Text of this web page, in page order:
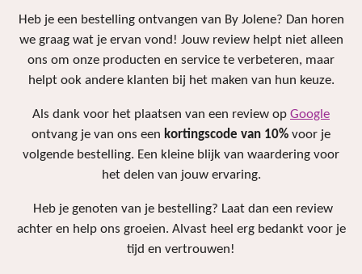
Heb je een bestelling ontvangen van By Jolene? Dan horen
we graag wat je ervan vond! Jouw review helpt niet alleen
ons om onze producten en service te verbeteren, maar
helpt ook andere klanten bij het maken van hun keuze.
Als dank voor het plaatsen van een review op Google
ontvang je van ons een kortingscode van 10% voor je
volgende bestelling. Een kleine blijk van waardering voor
het delen van jouw ervaring.
Heb je genoten van je bestelling? Laat dan een review
achter en help ons groeien. Alvast heel erg bedankt voor je
tijd en vertrouwen!